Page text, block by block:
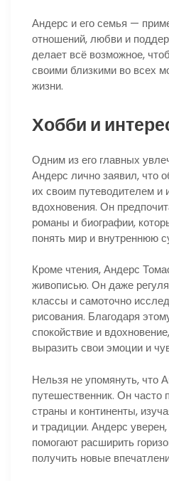
Андерс и его семья —
отношений, любви и
делает всё возможное,
своими близкими во всех
жизни.
Хобби и
Одним из его главных
Андерс лично заявил, что
их своим путеводителем и
вдохновения. Он
романы и биографии,
понять мир и внутреннюю
Кроме чтения, Андерс
живописью. Он даже
классы и самоточно
рисования. Благодаря
спокойствие и
выразить свои эмоции и
Нельзя не упомянуть, что
путешественник. Он часто
страны и континенты,
и традиции. Андерс
помогают расширить
получить новые